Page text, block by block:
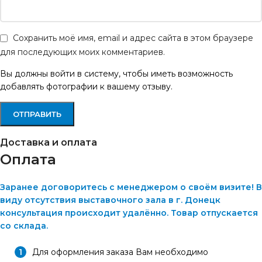
Сохранить моё имя, email и адрес сайта в этом браузере
для последующих моих комментариев.
Вы должны войти в систему, чтобы иметь возможность
добавлять фотографии к вашему отзыву.
Доставка и оплата
Оплата
Заранее договоритесь с менеджером о своём визите! В
виду отсутствия выставочного зала в г. Донецк
консультация происходит удалённо. Товар отпускается
со склада.
Для оформления заказа Вам необходимо